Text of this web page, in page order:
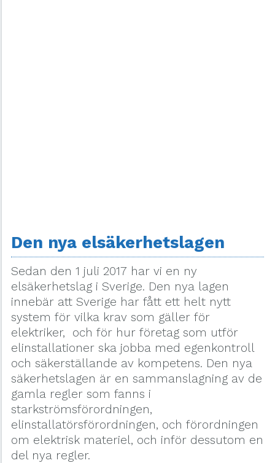
Den nya elsäkerhetslagen
Sedan den 1 juli 2017 har vi en ny
elsäkerhetslag i Sverige. Den nya lagen
innebär att Sverige har fått ett helt nytt
system för vilka krav som gäller för
elektriker, och för hur företag som utför
elinstallationer ska jobba med egenkontroll
och säkerställande av kompetens. Den nya
säkerhetslagen är en sammanslagning av de
gamla regler som fanns i
starkströmsförordningen,
elinstallatörsförordningen, och förordningen
om elektrisk materiel, och inför dessutom en
del nya regler.